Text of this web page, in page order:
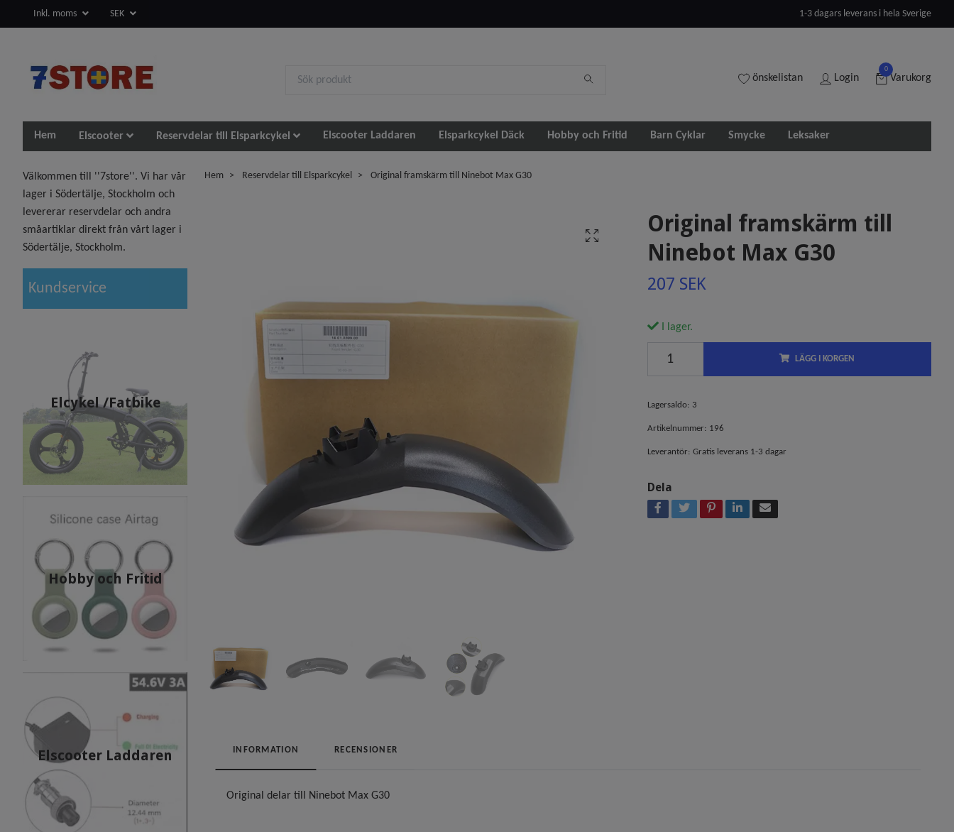
Inkl. moms SEK 1-3 dagars leverans i hela Sverige
önskelistan Login
0
Varukorg
Hem Elscooter Reservdelar till Elsparkcykel Elscooter Laddaren Elsparkcykel Däck Hobby och Fritid Barn Cyklar Smycke Leksaker
Välkommen till ''7store''. Vi har vår
lager i Södertälje, Stockholm och
levererar reservdelar och andra
småartiklar direkt från vårt lager i
Södertälje, Stockholm.
Kundservice
Elcykel /Fatbike
Hobby och Fritid
Elscooter Laddaren
Hem Reservdelar till Elsparkcykel Original framskärm till Ninebot Max G30
Original framskärm till
Ninebot Max G30
207 SEK
I lager.
LÄGG I KORGEN
Lagersaldo: 3
Artikelnummer: 196
Leverantör: Gratis leverans 1-3 dagar
Dela
INFORMATION RECENSIONER
Original delar till Ninebot Max G30